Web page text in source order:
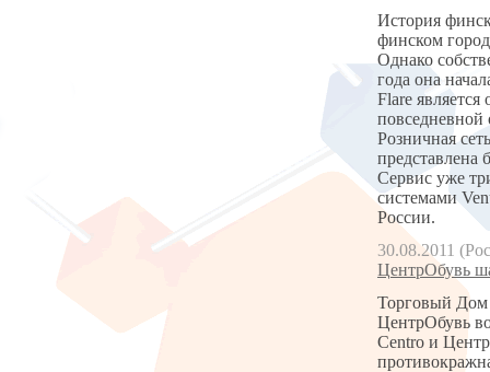
История
финском
Однако
года она
Flare
повседневной
Розничная
Сервис уже
системами
России.
30.08.2011
ЦентрОбувь
Торговый Дом
ЦентрОбувь
Centro и